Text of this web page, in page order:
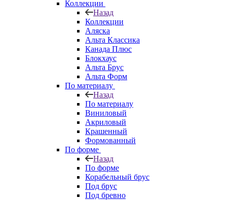
Коллекции
Назад
Коллекции
Аляска
Альта Классика
Канада Плюс
Блокхаус
Альта Брус
Альта Форм
По материалу
Назад
По материалу
Виниловый
Акриловый
Крашенный
Формованный
По форме
Назад
По форме
Корабельный брус
Под брус
Под бревно